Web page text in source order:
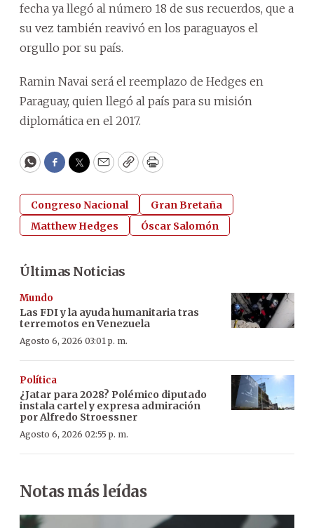
fecha ya llegó al número 18 de sus recuerdos, que a
su vez también reavivó en los paraguayos el
orgullo por su país.
Ramin Navai será el reemplazo de Hedges en
Paraguay, quien llegó al país para su misión
diplomática en el 2017.
WhatsApp
Facebook
Twitter
EmailCopyPrint
Congreso Nacional
Gran Bretaña
Matthew Hedges
Óscar Salomón
Últimas Noticias
Mundo
Las FDI y la ayuda humanitaria tras
terremotos en Venezuela
Agosto 6, 2026 03:01 p. m.
Política
¿Jatar para 2028? Polémico diputado
instala cartel y expresa admiración
por Alfredo Stroessner
Agosto 6, 2026 02:55 p. m.
Notas más leídas